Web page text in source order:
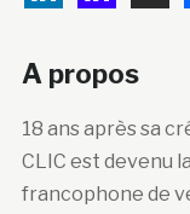
A propos
18 ans après sa
CLIC est devenu
francophone de